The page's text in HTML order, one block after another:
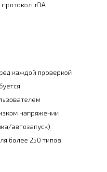
IrDA
каждой проверкой
напряжении
автозапуск)
более 250 типов